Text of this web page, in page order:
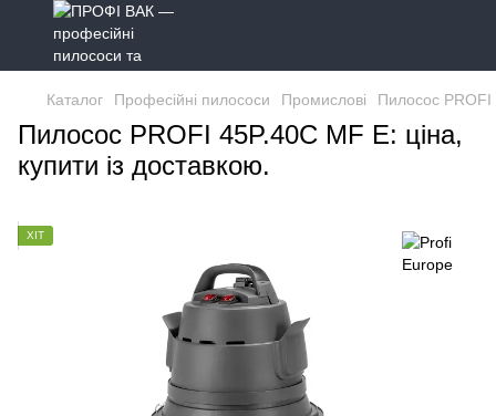
Каталог Професійні пилососи Промислові Пилосос PROFI
Пилосос PROFI 45P.40C MF E: ціна,
купити із доставкою.
ХІТ